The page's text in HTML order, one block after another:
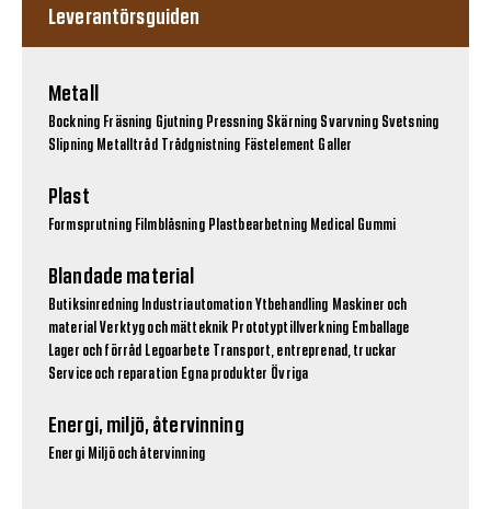
Leverantörsguiden
Metall
Bockning Fräsning Gjutning Pressning Skärning Svarvning Svetsning
Slipning Metalltråd Trådgnistning Fästelement Galler
Plast
Formsprutning Filmblåsning Plastbearbetning Medical Gummi
Blandade material
Butiksinredning Industriautomation Ytbehandling Maskiner och
material Verktyg och mätteknik Prototyptillverkning Emballage
Lager och förråd Legoarbete
Transport, entreprenad, truckar
Service och reparation Egna produkter Övriga
Energi, miljö, återvinning
Energi Miljö och återvinning